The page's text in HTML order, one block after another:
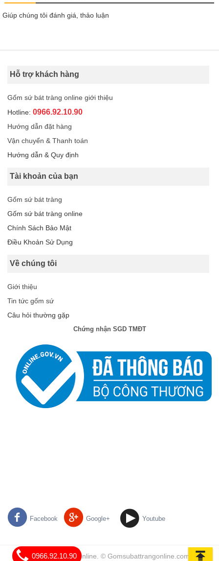
0966.92.10.90
Giúp chúng tôi đánh giá, thảo luận
Hỗ trợ khách hàng
Gốm sứ bát tràng online giới thiệu
Hotline: 0966.92.10.90
Hướng dẫn đặt hàng
Vận chuyển & Thanh toán
Hướng dẫn & Quy định
Tài khoản của bạn
Gốm sứ bát tràng
Gốm sứ bát tràng online
Chính Sách Bảo Mật
Điều Khoản Sử Dụng
Về chúng tôi
Giới thiệu
Tin tức gốm sứ
Câu hỏi thường gặp
Chứng nhận SGD TMĐT
Facebook Google+ Youtube
Gốm Sứ Bát Tràng Online. © Gomsubattrangonline.com | All